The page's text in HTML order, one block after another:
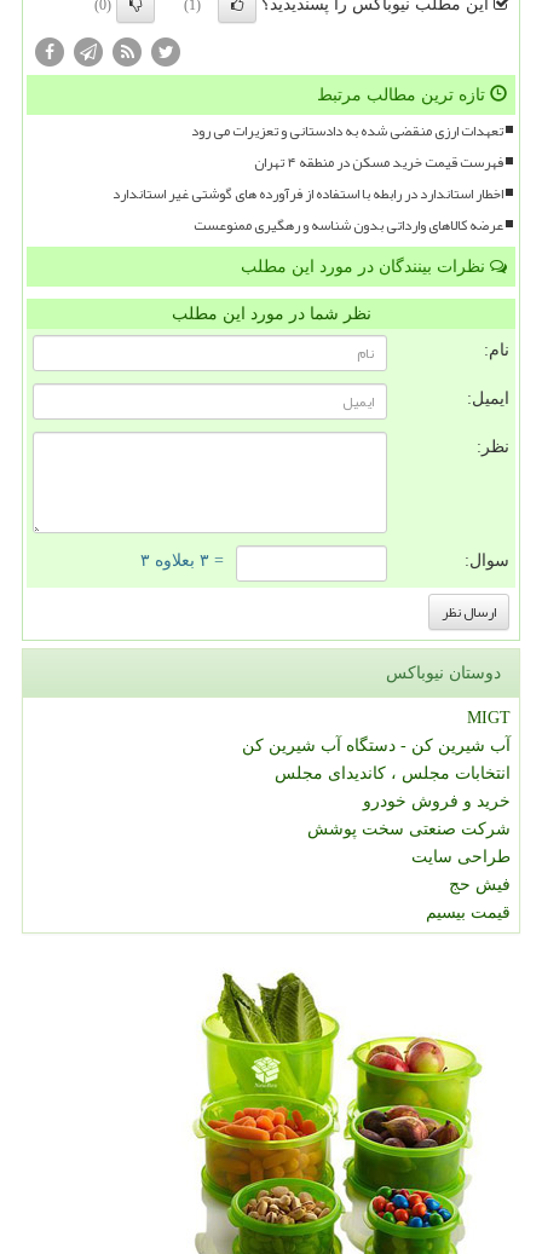
این مطلب نیوباکس را پسندیدید؟ (1)
(0)
تازه ترین مطالب مرتبط
تعهدات ارزی منقضی شده به دادستانی و تعزیرات می رود
فهرست قیمت خرید مسکن در منطقه ۴ تهران
اخطار استاندارد در رابطه با استفاده از فرآورده های گوشتی غیر استاندارد
عرضه کالاهای وارداتی بدون شناسه و رهگیری ممنوعست
نظرات بینندگان در مورد این مطلب
نظر شما در مورد این مطلب
نام:
ایمیل:
نظر:
سوال: = ۳ بعلاوه ۳
دوستان نیوباکس
MIGT
آب شیرین کن - دستگاه آب شیرین کن
انتخابات مجلس ، کاندیدای مجلس
خرید و فروش خودرو
شرکت صنعتی سخت پوشش
طراحی سایت
فیش حج
قیمت بیسیم